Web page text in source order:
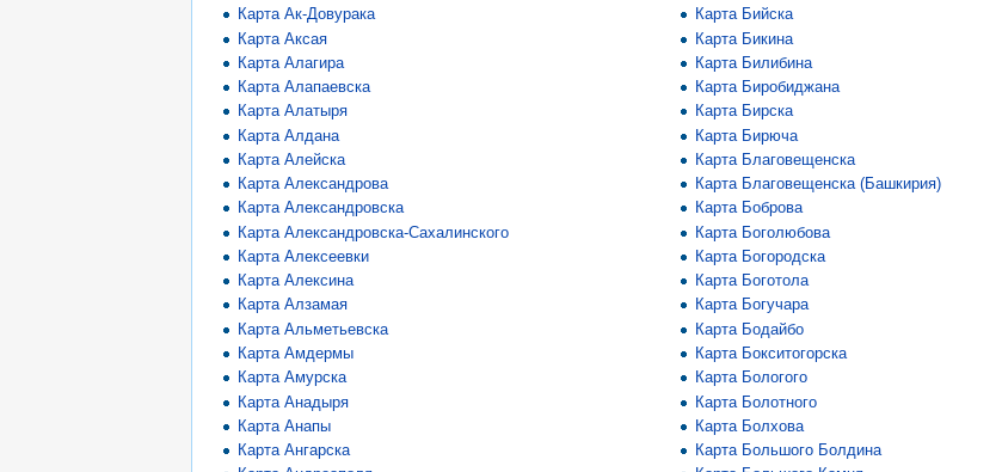
Карта Ак-Довурака
Карта Аксая
Карта Алагира
Карта Алапаевска
Карта Алатыря
Карта Алдана
Карта Алейска
Карта Александрова
Карта Александровска
Карта Александровска-Сахалинского
Карта Алексеевки
Карта Алексина
Карта Алзамая
Карта Альметьевска
Карта Амдермы
Карта Амурска
Карта Анадыря
Карта Анапы
Карта Ангарска
Карта Бийска
Карта Бикина
Карта Билибина
Карта Биробиджана
Карта Бирска
Карта Бирюча
Карта Благовещенска
Карта Благовещенска (Башкирия)
Карта Боброва
Карта Боголюбова
Карта Богородска
Карта Боготола
Карта Богучара
Карта Бодайбо
Карта Бокситогорска
Карта Бологого
Карта Болотного
Карта Болхова
Карта Большого Болдина